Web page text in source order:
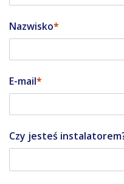
Nazwisko
E-mail
Czy jesteś